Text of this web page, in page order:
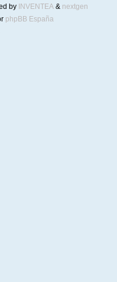
by INVENTEA& nextgen
phpBB España